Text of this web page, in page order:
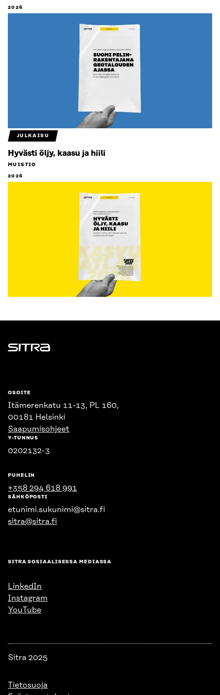
2026
JULKAISU
Hyvästi öljy, kaasu ja hiili
MUISTIO
2026
Sitra
OSOITE
Itämerenkatu 11-13, PL 160,
00181 Helsinki
Saapumisohjeet
Y-TUNNUS
0202132-3
PUHELIN
+358 294 618 991
SÄHKÖPOSTI
etunimi.sukunimi@sitra.fi
sitra@sitra.fi
SITRA SOSIAALISESSA MEDIASSA
LinkedIn
Instagram
YouTube
Sitra 2025
Tietosuoja